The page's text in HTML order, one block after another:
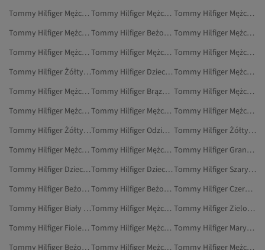
Tommy Hilfiger Mężczyźni Swetry
Tommy Hilfiger Mężczyźni Buty Do Biegania I Treningu
Tommy Hilfiger Mężczyźni Odzież Domowa
Tommy Hilfiger Mężczyźni Koszule
Tommy Hilfiger Beżowy Odzież Outdoorowa
Tommy Hilfiger Mężczyźni Czapki, Berety I Rękawiczki
Tommy Hilfiger Mężczyźni Koszulki
Tommy Hilfiger Mężczyźni Czapki Sportowe
Tommy Hilfiger Mężczyźni Koszulki Sportowe
Tommy Hilfiger Żółty Marynarki I Kamizelki
Tommy Hilfiger Dzieci Płaszcze Przeciwdeszczowe
Tommy Hilfiger Mężczyźni Komputery I Tablety
Tommy Hilfiger Mężczyźni Botki
Tommy Hilfiger Brązowy Odzież Outdoorowa
Tommy Hilfiger Mężczyźni Buty Sportowe
Tommy Hilfiger Mężczyźni Torby Na Laptopa
Tommy Hilfiger Mężczyźni Bluzy
Tommy Hilfiger Mężczyźni Klapki Sportowe
Tommy Hilfiger Żółty Plecaki
Tommy Hilfiger Odzież Outdoorowa
Tommy Hilfiger Żółty Płaszcze I Kurtki
Tommy Hilfiger Mężczyźni Buty Do Chodzenia
Tommy Hilfiger Mężczyźni Góry Od Piżamy
Tommy Hilfiger Granatowy Odzież Outdoorowa
Tommy Hilfiger Dzieci Kamizelki
Tommy Hilfiger Dzieci Marynarki I Kamizelki
Tommy Hilfiger Szary Szaliki
Tommy Hilfiger Beżowy Płaszcze I Kurtki
Tommy Hilfiger Beżowy Marynarki I Kamizelki
Tommy Hilfiger Czerwony Szaliki
Tommy Hilfiger Biały Marynarki I Kamizelki
Tommy Hilfiger Mężczyźni Czapki Beanie
Tommy Hilfiger Zielony Marynarki I Kamizelki
Tommy Hilfiger Fioletowy Obuwie
Tommy Hilfiger Mężczyźni Piżamy
Tommy Hilfiger Marynarki I Kamizelki
Tommy Hilfiger Beżowy Plecaki
Tommy Hilfiger Mężczyźni Podkoszulki I Body
Tommy Hilfiger Mężczyźni Kurtki Zimowe